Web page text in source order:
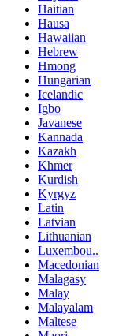
Haitian
Hausa
Hawaiian
Hebrew
Hmong
Hungarian
Icelandic
Igbo
Javanese
Kannada
Kazakh
Khmer
Kurdish
Kyrgyz
Latin
Latvian
Lithuanian
Luxembou..
Macedonian
Malagasy
Malay
Malayalam
Maltese